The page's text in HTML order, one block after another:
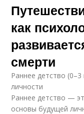
как
смерти
Раннее детство
личности
Раннее детство —
основы будущей